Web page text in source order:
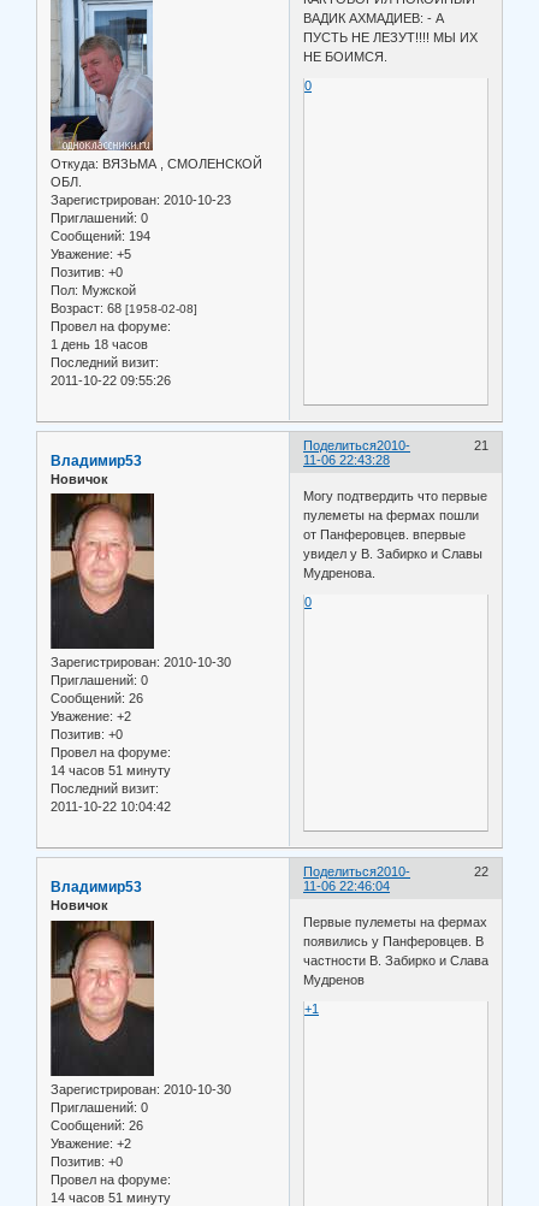
Откуда: ВЯЗЬМА , СМОЛЕНСКОЙ
ОБЛ.
Зарегистрирован: 2010-10-23
Приглашений: 0
Сообщений: 194
Уважение: +5
Позитив: +0
Пол: Мужской
Возраст: 68 [1958-02-08]
Провел на форуме:
1 день 18 часов
Последний визит:
2011-10-22 09:55:26
ВАДИК АХМАДИЕВ: - А
ПУСТЬ НЕ ЛЕЗУТ!!!! МЫ ИХ
НЕ БОИМСЯ.
0
Поделиться 21
2010-
11-06 22:43:28
Владимир53
Новичок
Зарегистрирован: 2010-10-30
Приглашений: 0
Сообщений: 26
Уважение: +2
Позитив: +0
Провел на форуме:
14 часов 51 минуту
Последний визит:
2011-10-22 10:04:42
Могу подтвердить что первые
пулеметы на фермах пошли
от Панферовцев. впервые
увидел у В. Забирко и Славы
Мудренова.
0
Поделиться 22
2010-
11-06 22:46:04
Владимир53
Новичок
Зарегистрирован: 2010-10-30
Приглашений: 0
Сообщений: 26
Уважение: +2
Позитив: +0
Провел на форуме:
14 часов 51 минуту
Первые пулеметы на фермах
появились у Панферовцев. В
частности В. Забирко и Слава
Мудренов
+1